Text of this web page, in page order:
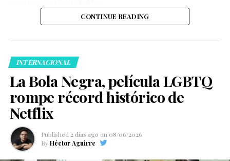
CONTINUE READING
INTERNACIONAL
La Bola Negra, película LGBTQ
rompe récord histórico de
Netflix
Published 2 días ago on 08/06/2026
By Héctor Aguirre